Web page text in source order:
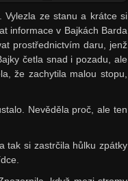
Vylezla ze stanu a krátce si
informace v Bajkách Barda
prostřednictvím daru, jenž
četla snad i pozadu, ale
že zachytila malou stopu,
Nevěděla proč, ale ten
tak si zastrčila hůlku zpátky